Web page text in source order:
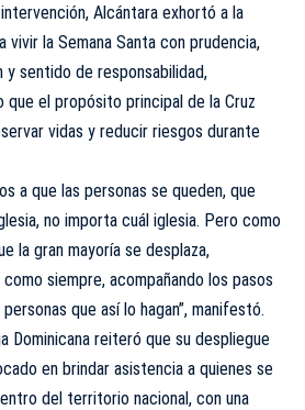
Alcántara exhortó a la
vivir la Semana Santa con prudencia,
y sentido de responsabilidad,
que el propósito principal de la Cruz
vidas y reducir riesgos durante
a que las personas se queden, que
no importa cuál iglesia. Pero como
la gran mayoría se desplaza,
siempre, acompañando los pasos
que así lo hagan”, manifestó.
Dominicana reiteró que su despliegue
en brindar asistencia a quienes se
del territorio nacional, con una